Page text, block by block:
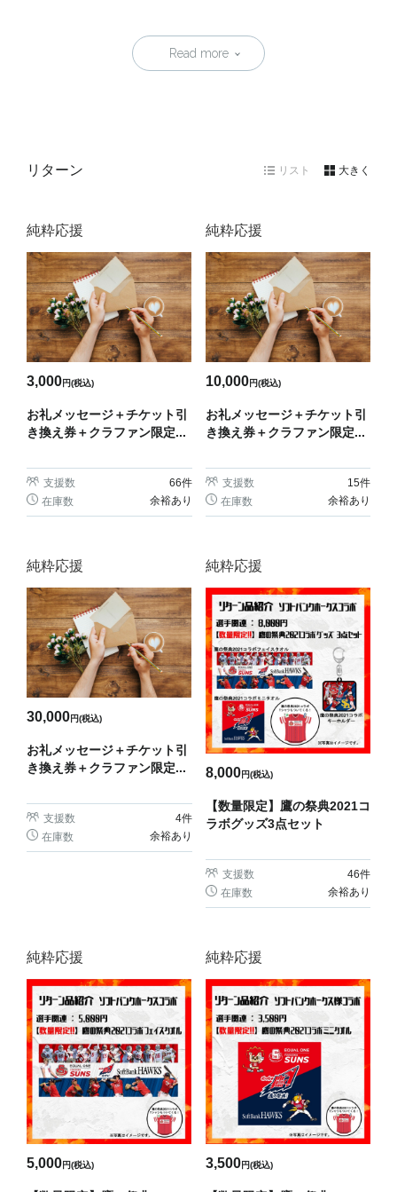
Read more
リターン リスト 大きく
純粋応援
3,000円(税込)
お礼メッセージ＋チケット引
き換え券＋クラファン限定...
支援数 66件
在庫数
余裕あり
純粋応援
10,000円(税込)
お礼メッセージ＋チケット引
き換え券＋クラファン限定...
支援数 15件
在庫数
余裕あり
純粋応援
30,000円(税込)
お礼メッセージ＋チケット引
き換え券＋クラファン限定...
支援数 4件
在庫数
余裕あり
純粋応援
8,000円(税込)
【数量限定】鷹の祭典2021コ
ラボグッズ3点セット
支援数 46件
在庫数
余裕あり
純粋応援
5,000円(税込)
純粋応援
3,500円(税込)